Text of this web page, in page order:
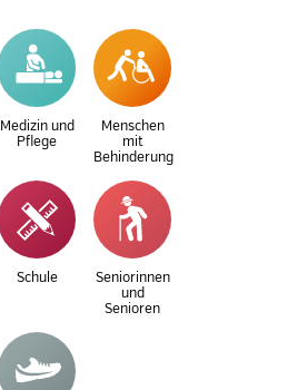
Medizin und
Pflege
Menschen
mit
Behinderung
Schule
Seniorinnen
und
Senioren